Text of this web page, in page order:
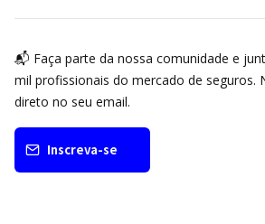
📬 Faça parte da nossa comunidade e
mil profissionais do mercado de seguros.
direto no seu email.
Inscreva-se